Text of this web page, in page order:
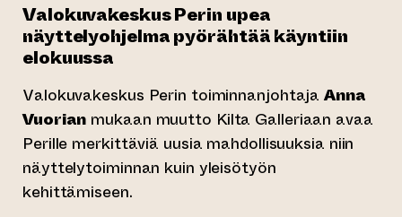
Valokuvakeskus Perin upea
näyttelyohjelma pyörähtää käyntiin
elokuussa
Valokuvakeskus Perin toiminnanjohtajaAnna
Vuorian mukaan muutto Kilta Galleriaan avaa
Perille merkittäviä uusia mahdollisuuksia niin
näyttelytoiminnan kuin yleisötyön
kehittämiseen.